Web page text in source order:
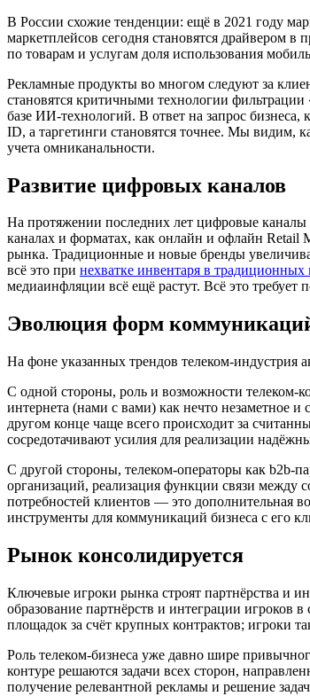
В России схожие тенденции: ещё в 2021 году
маркетплейсов сегодня становятся драйвером
по товарам и услугам доля использования
Рекламные продукты во многом следуют за
становятся критичными технологии
базе ИИ-технологий. В ответ на запрос
ID, а таргетинги становятся точнее. Мы видим,
учета омниканальности.
Развитие цифровых каналов
На протяжении последних лет цифровые
каналах и форматах, как онлайн и офлайн Retail
рынка. Традиционные и новые бренды
всё это при ​​нехватке инвентаря в традиционных
медиаинфляции всё ещё растут. Всё это
Эволюция форм
На фоне указанных трендов телеком-индустрия
С одной стороны, роль и возможности телеком-
интернета (нами с вами) как нечто незаметное
другом конце чаще всего происходит за
сосредотачивают усилия для реализации
С другой стороны, телеком-операторы как b2b-
организаций, реализация функции связи между
потребностей клиентов — это дополнительная
инструменты для коммуникаций бизнеса с его
Рынок консолидируется
Ключевые игроки рынка строят партнёрства и
образование партнёрств и интеграции игроков
площадок за счёт крупных контрактов; игроки
Роль телеком-бизнеса уже давно шире
контуре решаются задачи всех сторон,
получение релевантной рекламы и решение